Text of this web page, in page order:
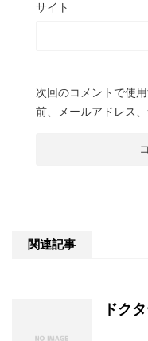
サイト
次回のコメントで使
前、メールアドレス
関連記事
ドク